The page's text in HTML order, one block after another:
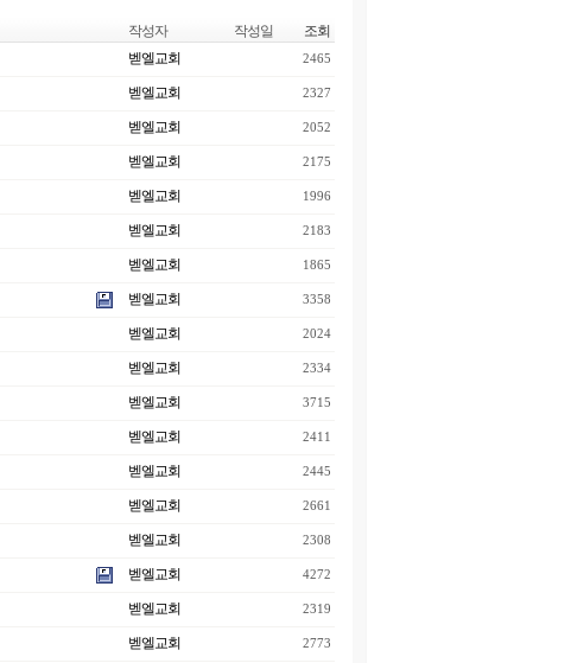
작성자 작성일 조회
벧엘교회 2465
벧엘교회 2327
벧엘교회 2052
벧엘교회 2175
벧엘교회 1996
벧엘교회 2183
벧엘교회 1865
벧엘교회 3358
벧엘교회 2024
벧엘교회 2334
벧엘교회 3715
벧엘교회 2411
벧엘교회 2445
벧엘교회 2661
벧엘교회 2308
벧엘교회 4272
벧엘교회 2319
벧엘교회 2773